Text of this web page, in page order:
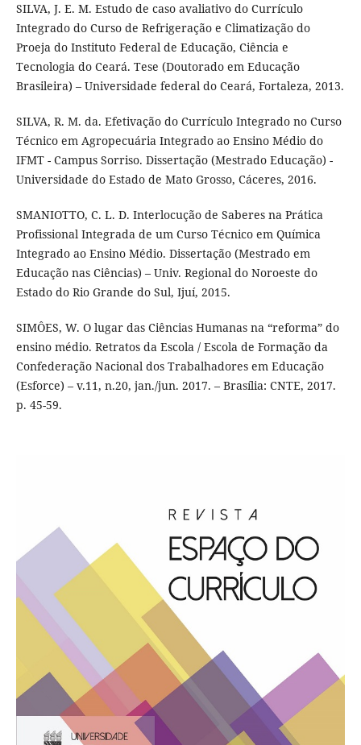
SILVA, J. E. M. Estudo de caso avaliativo do Currículo
Integrado do Curso de Refrigeração e Climatização do
Proeja do Instituto Federal de Educação, Ciência e
Tecnologia do Ceará. Tese (Doutorado em Educação
Brasileira) – Universidade federal do Ceará, Fortaleza, 2013.
SILVA, R. M. da. Efetivação do Currículo Integrado no Curso
Técnico em Agropecuária Integrado ao Ensino Médio do
IFMT - Campus Sorriso. Dissertação (Mestrado Educação) -
Universidade do Estado de Mato Grosso, Cáceres, 2016.
SMANIOTTO, C. L. D. Interlocução de Saberes na Prática
Profissional Integrada de um Curso Técnico em Química
Integrado ao Ensino Médio. Dissertação (Mestrado em
Educação nas Ciências) – Univ. Regional do Noroeste do
Estado do Rio Grande do Sul, Ijuí, 2015.
SIMÔES, W. O lugar das Ciências Humanas na “reforma” do
ensino médio. Retratos da Escola / Escola de Formação da
Confederação Nacional dos Trabalhadores em Educação
(Esforce) – v.11, n.20, jan./jun. 2017. – Brasília: CNTE, 2017.
p. 45-59.